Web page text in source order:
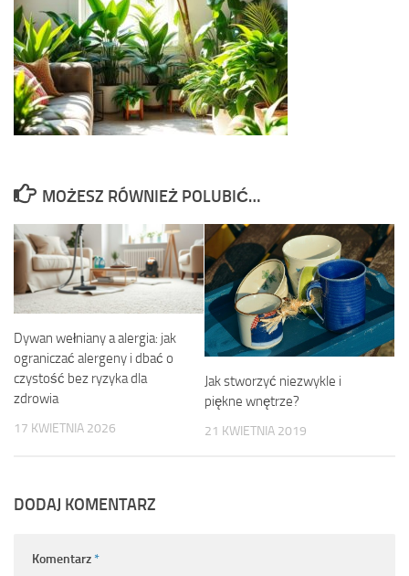
MOŻESZ RÓWNIEŻ POLUBIĆ…
Dywan wełniany a alergia: jak
ograniczać alergeny i dbać o
czystość bez ryzyka dla
zdrowia
17 KWIETNIA 2026
Jak stworzyć niezwykle i
piękne wnętrze?
21 KWIETNIA 2019
DODAJ KOMENTARZ
Komentarz*